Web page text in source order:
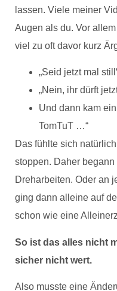
lassen. Viele meiner
Augen als du. Vor
viel zu oft davor kurz
„Seid jetzt mal
„Nein, ihr dürft
Und dann kam
TomTuT …“
Das fühlte sich
stoppen. Daher
Dreharbeiten. Oder an
ging dann alleine auf
schon wie eine
So ist das alles nicht
sicher nicht wert.
Also musste eine